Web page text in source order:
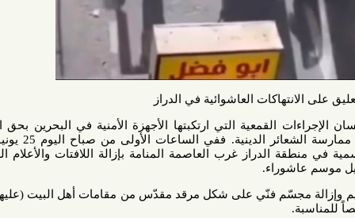
العاشوائية في الدراز
القمعية التي ارتكبتها الأجهزة الأمنية في البحرين بحق المواطنين
الذين عبّروا عن حقّهم في حرية ممارسة الشعائر الدينية. ففي الساعات الأولى من صباح اليوم 25 يونيو/ حزيران
الدراز غرب العاصمة المنامة بإزالة اللافتات والأعلام العاشورائية
مجسّم فنّي على شكل مرقد مقدّس من مقامات أهل البيت (عليهم السلام)